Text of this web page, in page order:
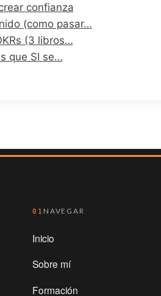
confianza
(como pasar…
(3 libros…
que SI se…
01 NAVEGAR
Inicio
Sobre mí
Formación